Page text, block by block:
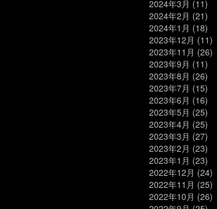
2024年3月 (11)
2024年2月 (21)
2024年1月 (18)
2023年12月 (11)
2023年11月 (26)
2023年9月 (11)
2023年8月 (26)
2023年7月 (15)
2023年6月 (16)
2023年5月 (25)
2023年4月 (25)
2023年3月 (27)
2023年2月 (23)
2023年1月 (23)
2022年12月 (24)
2022年11月 (25)
2022年10月 (26)